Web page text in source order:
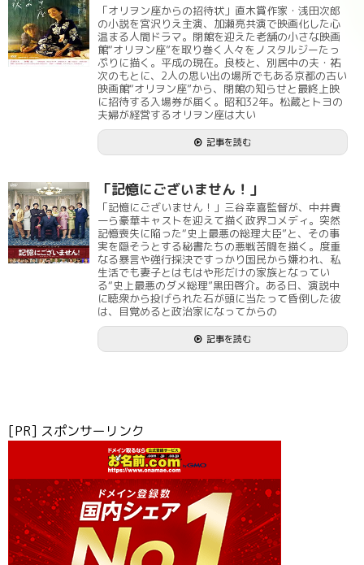
「オリヲン座からの招待状」直木賞作家・浅田次郎
の小説を宮沢りえ主演、加瀬亮共演で映画化した心
温まる人間ドラマ。閉館を迎えた老舗の小さな映画
館“オリヲン座”を取り巻く人々をノスタルジーたっ
ぷりに描く。平成の現在。良枝と、別居中の夫・祐
次のもとに、2人の思い出の場所でもある京都の古い
映画館“オリヲン座”から、閉館の知らせと最終上映
に招待する入場券が届く。昭和32年。松蔵とトヨの
夫婦が経営するオリヲン座は大い
記事を読む
「記憶にございません！」
「記憶にございません！」三谷幸喜監督が、中井貴
一ら豪華キャストを迎えて描く政界コメディ。突然
記憶喪失に陥った“史上最悪の総理大臣”と、その事
実を隠そうとする秘書たちの悪戦苦闘を描く。度重
なる暴言や強行採決ですっかり国民から嫌われ、私
生活でも妻子とはもはや形だけの家族となってい
る“史上最悪のダメ総理”黒田啓介。ある日、演説中
に聴衆から投げられた石が頭に当たって昏倒した彼
は、目覚めると政治家になってからの
記事を読む
[PR] スポンサーリンク